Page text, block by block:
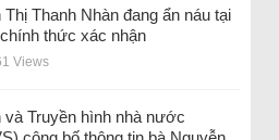
Thanh Nhàn đang ẩn náu tại
thức xác nhận
Views
và Truyền hình nhà nước